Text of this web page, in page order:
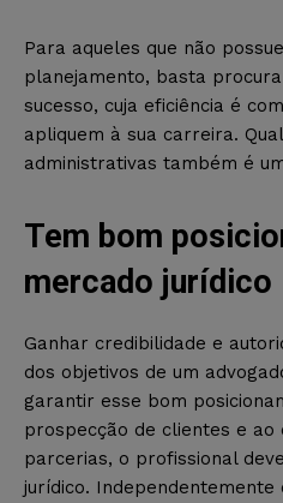
Para aqueles que não
planejamento, basta
sucesso, cuja eficiência é
apliquem à sua carreira.
administrativas também é
Tem bom
mercado jurídico
Ganhar credibilidade e
dos objetivos de um
garantir esse bom
prospecção de clientes e ao
parcerias, o profissional
jurídico.